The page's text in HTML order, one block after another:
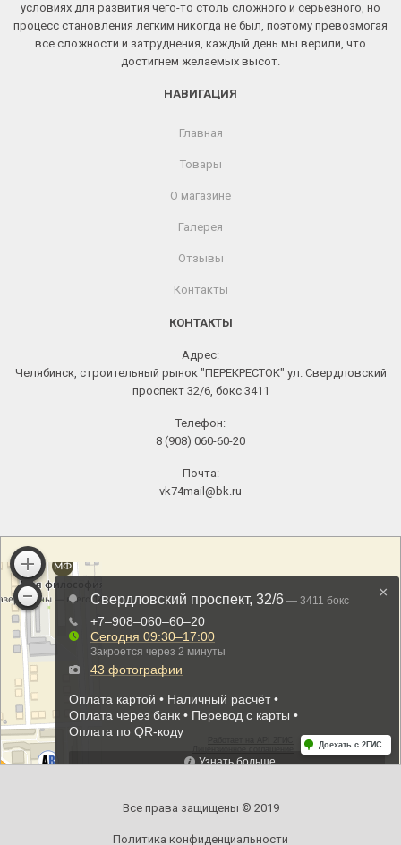
условиях для развития чего-то столь сложного и серьезного, но
процесс становления легким никогда не был, поэтому превозмогая
все сложности и затруднения, каждый день мы верили, что
достигнем желаемых высот.
НАВИГАЦИЯ
Главная
Товары
О магазине
Галерея
Отзывы
Контакты
КОНТАКТЫ
Адрес:
Челябинск, строительный рынок "ПЕРЕКРЕСТОК" ул. Свердловский
проспект 32/6, бокс 3411
Телефон:
8 (908) 060-60-20
Почта:
vk74mail@bk.ru
Все права защищены © 2019
Политика конфиденциальности